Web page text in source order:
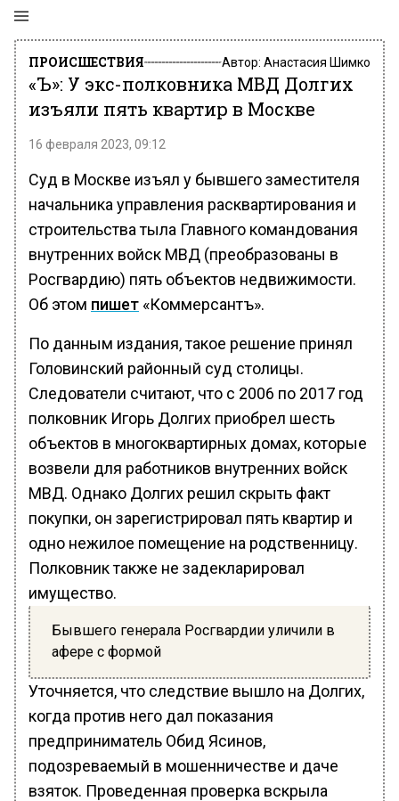
ПРОИСШЕСТВИЯ Автор: Анастасия Шимко
«Ъ»: У экс-полковника МВД Долгих
изъяли пять квартир в Москве
16 февраля 2023, 09:12
Суд в Москве изъял у бывшего заместителя
начальника управления расквартирования и
строительства тыла Главного командования
внутренних войск МВД (преобразованы в
Росгвардию) пять объектов недвижимости.
Об этом пишет «Коммерсантъ».
По данным издания, такое решение принял
Головинский районный суд столицы.
Следователи считают, что с 2006 по 2017 год
полковник Игорь Долгих приобрел шесть
объектов в многоквартирных домах, которые
возвели для работников внутренних войск
МВД. Однако Долгих решил скрыть факт
покупки, он зарегистрировал пять квартир и
одно нежилое помещение на родственницу.
Полковник также не задекларировал
имущество.
Бывшего генерала Росгвардии уличили в
афере с формой
Уточняется, что следствие вышло на Долгих,
когда против него дал показания
предприниматель Обид Ясинов,
подозреваемый в мошенничестве и даче
взяток. Проведенная проверка вскрыла